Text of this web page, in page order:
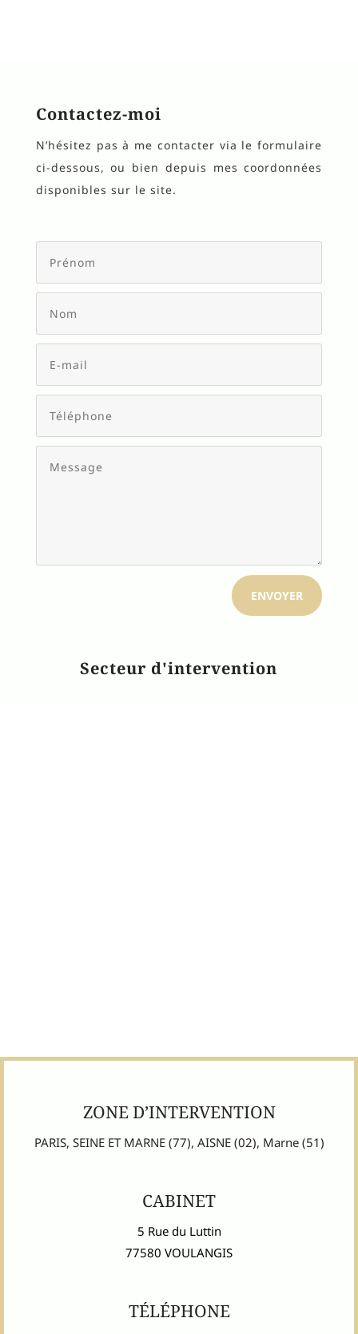
Contactez-moi
N’hésitez pas à me contacter via le formulaire
ci-dessous, ou bien depuis mes coordonnées
disponibles sur le site.
ENVOYER
Secteur d'intervention
ZONE D’INTERVENTION
PARIS, SEINE ET MARNE (77), AISNE (02), Marne (51)
CABINET
5 Rue du Luttin
77580 VOULANGIS
TÉLÉPHONE